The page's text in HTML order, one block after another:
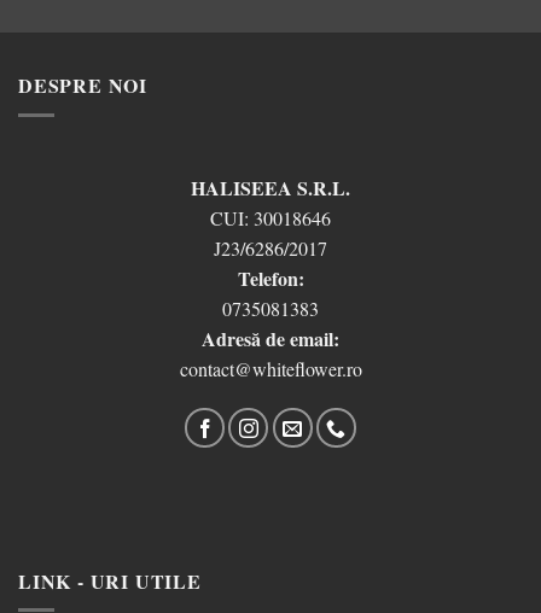
DESPRE NOI
HALISEEA S.R.L.
CUI: 30018646
J23/6286/2017
Telefon:
0735081383
Adresă de email:
contact@whiteflower.ro
LINK - URI UTILE